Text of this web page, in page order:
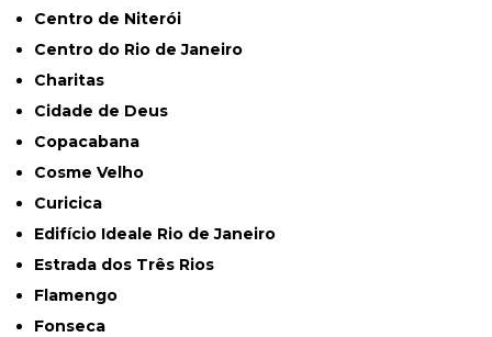
Centro de Niterói
Centro do Rio de Janeiro
Charitas
Cidade de Deus
Copacabana
Cosme Velho
Curicica
Edifício Ideale Rio de Janeiro
Estrada dos Três Rios
Flamengo
Fonseca